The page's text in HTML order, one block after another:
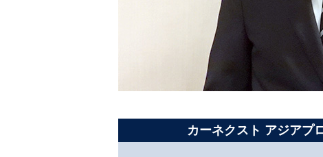
カーネクスト アジアプ